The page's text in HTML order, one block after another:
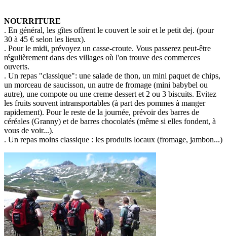
NOURRITURE
. En général, les gîtes offrent le couvert le soir et le petit dej. (pour
30 à 45 € selon les lieux).
. Pour le midi, prévoyez un casse-croute. Vous passerez peut-être
régulièrement dans des villages où l'on trouve des commerces
ouverts.
. Un repas "classique": une salade de thon, un mini paquet de chips,
un morceau de saucisson, un autre de fromage (mini babybel ou
autre), une compote ou une creme dessert et 2 ou 3 biscuits. Evitez
les fruits souvent intransportables (à part des pommes à manger
rapidement). Pour le reste de la journée, prévoir des barres de
céréales (Granny) et de barres chocolatés (même si elles fondent, à
vous de voir...).
. Un repas moins classique : les produits locaux (fromage, jambon...)